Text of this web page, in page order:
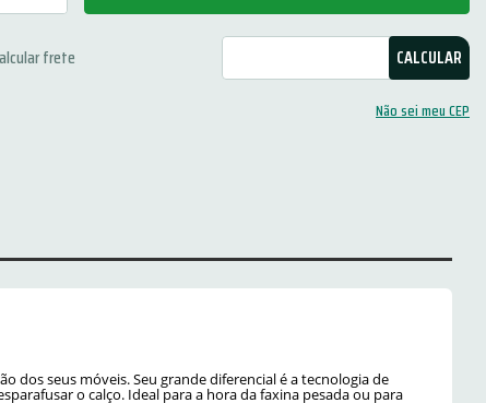
Não sei meu CEP
dos seus móveis. Seu grande diferencial é a tecnologia de
o calço. Ideal para a hora da faxina pesada ou para